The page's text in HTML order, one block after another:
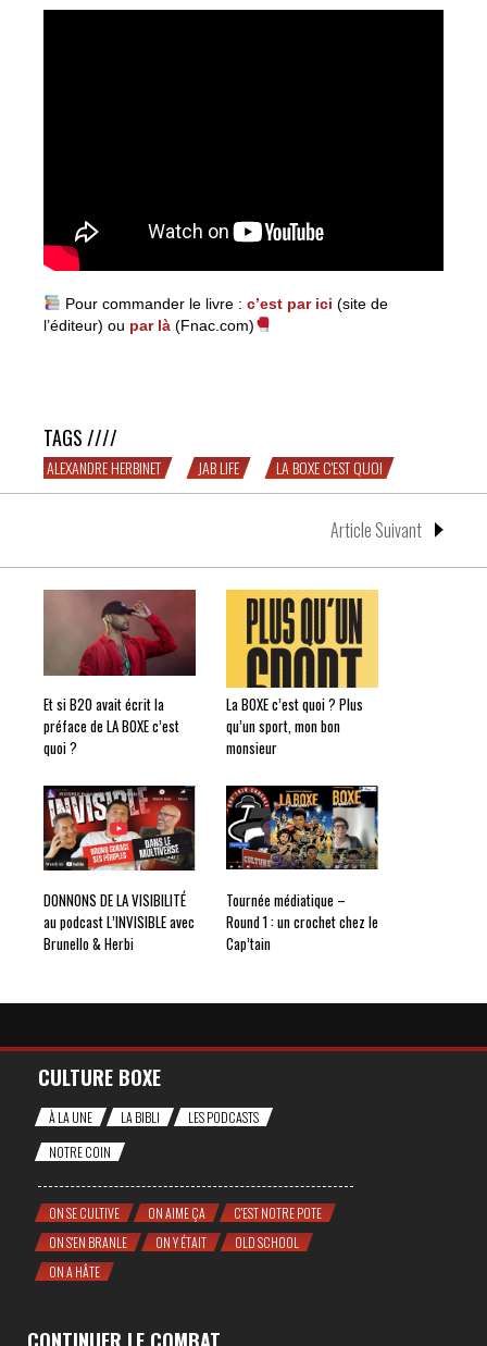
Pour commander le livre : c’est par ici (site de
l’éditeur) ou par là (Fnac.com)
TAGS ////
ALEXANDRE HERBINET JAB LIFE LA BOXE C'EST QUOI
Article Suivant
Et si B2O avait écrit la
préface de LA BOXE c’est
quoi ?
La BOXE c’est quoi ? Plus
qu’un sport, mon bon
monsieur
DONNONS DE LA VISIBILITÉ
au podcast L’INVISIBLE avec
Brunello & Herbi
Tournée médiatique –
Round 1 : un crochet chez le
Cap’tain
CULTURE BOXE
À LA UNE LA BIBLI
LES PODCASTS
NOTRE COIN
ON SE CULTIVE ON AIME ÇA
C'EST NOTRE POTE
ON S'EN BRANLE
ON Y ÉTAIT
OLD SCHOOL
ON A HÂTE